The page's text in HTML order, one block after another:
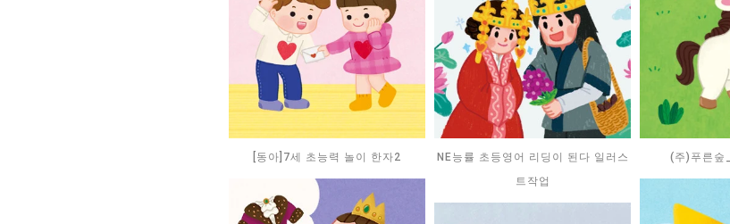
[동아]7세 초능력 놀이 한자2
NE능률 초등영어 리딩이 된다 일러스
트작업
(주)푸른숲